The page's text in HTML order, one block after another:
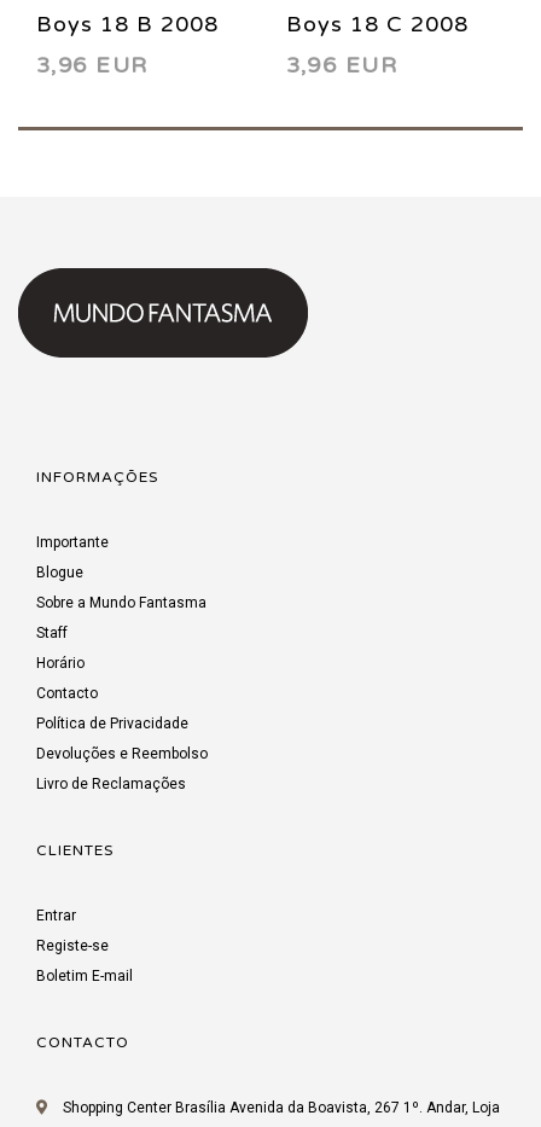
Boys 18 B 2008
3,96 EUR
Boys 18 C 2008
3,96 EUR
INFORMAÇÕES
Importante
Blogue
Sobre a Mundo Fantasma
Staff
Horário
Contacto
Política de Privacidade
Devoluções e Reembolso
Livro de Reclamações
CLIENTES
Entrar
Registe-se
Boletim E-mail
CONTACTO
Shopping Center Brasília Avenida da Boavista, 267 1º. Andar, Loja